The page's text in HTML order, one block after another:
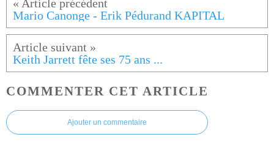
Mario Canonge - Erik Pédurand KAPITAL
Keith Jarrett fête ses 75 ans ...
COMMENTER CET ARTICLE
Ajouter un commentaire